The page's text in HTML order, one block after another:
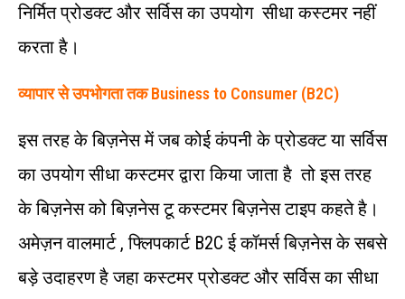
निर्मित प्रोडक्ट और सर्विस का उपयोग सीधा कस्टमर नहीं
करता है।
व्यापार से उपभोगता तक Business to Consumer (B2C)
इस तरह के बिज़नेस में जब कोई कंपनी के प्रोडक्ट या सर्विस
का उपयोग सीधा कस्टमर द्वारा किया जाता है तो इस तरह
के बिज़नेस को बिज़नेस टू कस्टमर बिज़नेस टाइप कहते है।
अमेज़न वालमार्ट , फ्लिपकार्ट B2C ई कॉमर्स बिज़नेस के सबसे
बड़े उदाहरण है जहा कस्टमर प्रोडक्ट और सर्विस का सीधा